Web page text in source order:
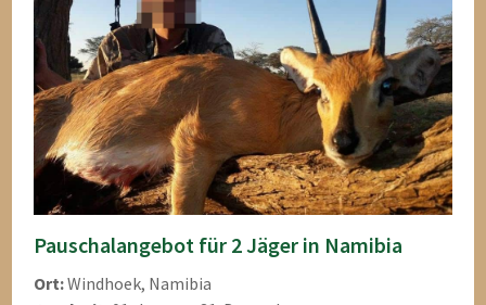
Pauschalangebot für 2 Jäger in Namibia
Ort:Windhoek, Namibia